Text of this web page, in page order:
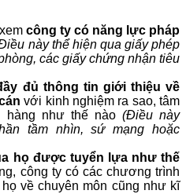
công ty có năng lực pháp
này thể hiện qua giấy phép
các giấy chứng nhận tiêu
đủ thông tin giới thiệu về
với kinh nghiệm ra sao, tâm
hàng như thế nào (Điều này
tầm nhìn, sứ mạng hoặc
họ được tuyển lựa như thế
công ty có các chương trình
về chuyên môn cũng như kĩ